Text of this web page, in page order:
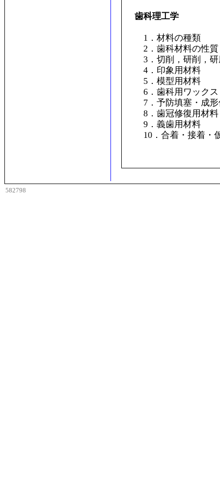
歯科理工学
1．材料の種類
2．歯科材料の性質
3．切削，研削，研
4．印象用材料
5．模型用材料
6．歯科用ワックス
7．予防填塞・成形
8．歯冠修復用材料
9．義歯用材料
10．合着・接着・
582798